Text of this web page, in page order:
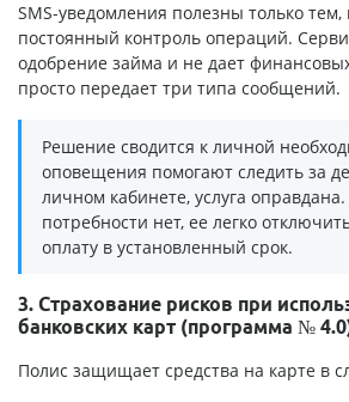
SMS-уведомления полезны только тем,
постоянный контроль операций.
одобрение займа и не дает
просто передает три типа сообщений.
Решение сводится к личной
оповещения помогают следить за
личном кабинете, услуга оправдана.
потребности нет, ее легко
оплату в установленный срок.
3. Страхование рисков при
банковских карт (программа №
Полис защищает средства на карте в